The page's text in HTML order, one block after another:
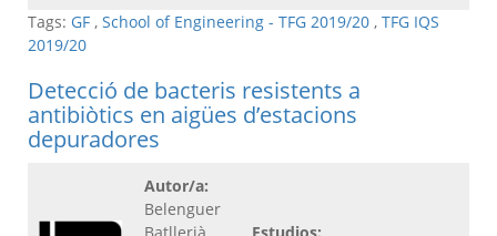
Tags: GF , School of Engineering - TFG 2019/20 , TFG IQS
2019/20
Detecció de bacteris resistents a
antibiòtics en aigües d’estacions
depuradores
Autor/a:
Belenguer